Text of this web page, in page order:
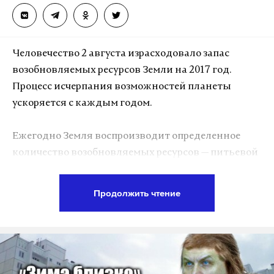
пятерых задержанных в лифт на четвертом этаже,
чтобы отвезти их в конвойное помещение в
Подпишитесь на Daily Storm вMAX. Он
работает там, где тормозит интернет.
Макс Telegram
Дзен VK
Человечество 2 августа израсходовало запас
возобновляемых ресурсов Земли на 2017 год.
Процесс исчерпания возможностей планеты
ускоряется с каждым годом.
Ежегодно Земля воспроизводит определенное
количество возобновляемых ресурсов — питьевой
центр Global Footprint Network установил точную
дату, когда происходит перерасход ресурсов
Земли. Ученые называют ее Всемирным днем
Продолжить чтение